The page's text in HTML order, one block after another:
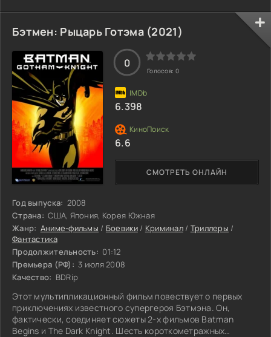
сразиться и отвоевать у злоумышленников, мечтающих
заполучить власть в метрополисе, то, что считается
душой города.
Бэтмен: Рыцарь Готэма (2021)
Год выпуска: 2008
Страна: США, Япония, Корея Южная
Жанр: Аниме-фильмы / Боевики/ Криминал/ Триллеры /
Фантастика
Продолжительность: 01:12
Премьера (РФ): 3 июля 2008
Качество: BDRip
Этот мультипликационный фильм повествует о первых
приключениях известного супергероя Бэтмэна. Он,
фактически, соединяет сюжеты 2-х фильмов Batman
Begins и The Dark Knight. Шесть короткометражных
СМОТРЕТЬ ОНЛАЙН
0
Голосов: 0
6.398
6.6